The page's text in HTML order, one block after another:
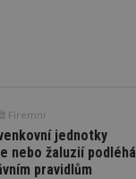
Firemní
jednotky
nebo žaluzií podléhá
pravidlům